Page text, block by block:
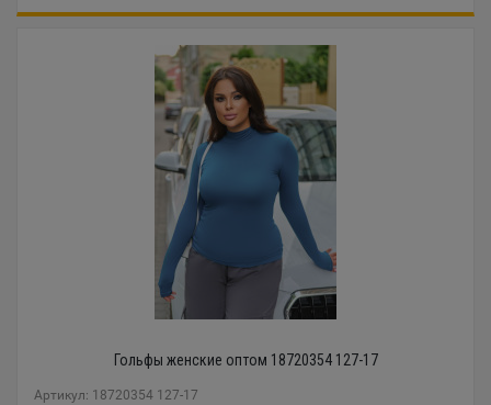
Гольфы женские оптом 18720354 127-17
Артикул: 18720354 127-17